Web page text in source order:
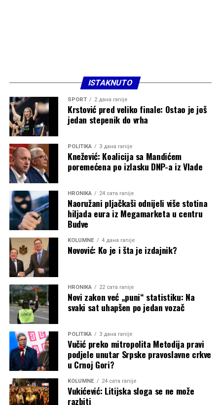
ISTAKNUTO
SPORT 2 дана ranije
Krstović pred veliko finale: Ostao je još
jedan stepenik do vrha
POLITIKA 3 дана ranije
Knežević: Koalicija sa Mandićem
poremećena po izlasku DNP-a iz Vlade
HRONIKA 24 сата ranije
Naoružani pljačkaši odnijeli više stotina
hiljada eura iz Megamarketa u centru
Budve
KOLUMNE 4 дана ranije
Novović: Ko je i šta je izdajnik?
HRONIKA 22 сата ranije
Novi zakon već „puni“ statistiku: Na
svaki sat uhapšen po jedan vozač
POLITIKA 3 дана ranije
Vučić preko mitropolita Metodija pravi
podjele unutar Srpske pravoslavne crkve
u Crnoj Gori?
KOLUMNE 24 сата ranije
Vukićević: Litijska sloga se ne može
razbiti